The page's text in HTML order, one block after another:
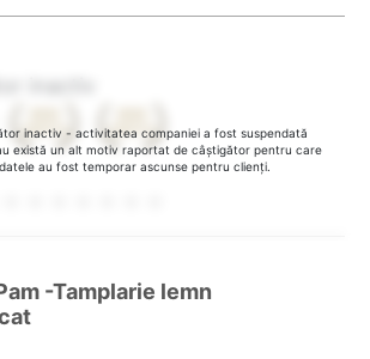
inactiv - activitatea companiei a fost suspendată
există un alt motiv raportat de câștigător pentru care
datele au fost temporar ascunse pentru clienți.
-Tamplarie lemn